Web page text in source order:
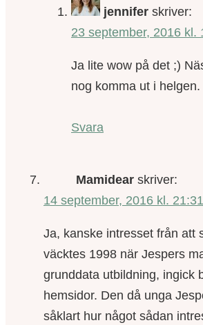
jennifer skriver:
23 september, 2016 kl.
Ja lite wow på det ;)
nog komma ut i helgen.
Svara
Mamidear skriver:
14 september, 2016 kl. 21:31
Ja, kanske intresset från att
väcktes 1998 när Jespers
grunddata utbildning, ingick
hemsidor. Den då unga
såklart hur något sådan